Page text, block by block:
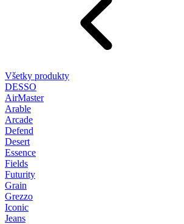
Všetky produkty
DESSO
AirMaster
Arable
Arcade
Defend
Desert
Essence
Fields
Futurity
Grain
Grezzo
Iconic
Jeans